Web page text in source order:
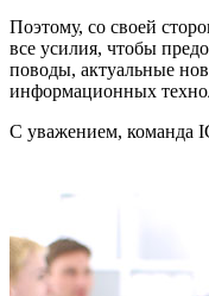
Поэтому, со своей
все усилия, чтобы
поводы, актуальные
информационных
С уважением, команда